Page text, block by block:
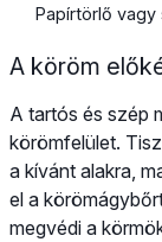
Papírtörlő
A köröm
A tartós és szép
körömfelület.
a kívánt alakra,
el a
megvédi a